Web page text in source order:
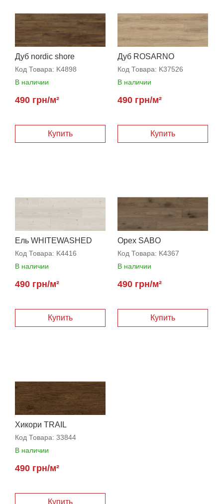
Дуб nordic shore
Код Товара: K4898
В наличии
490 грн/м²
Дуб ROSARNO
Код Товара: K37526
В наличии
490 грн/м²
Ель WHITEWASHED
Код Товара: K4416
В наличии
490 грн/м²
Орех SABO
Код Товара: K4367
В наличии
490 грн/м²
Хикори TRAIL
Код Товара: 33844
В наличии
490 грн/м²